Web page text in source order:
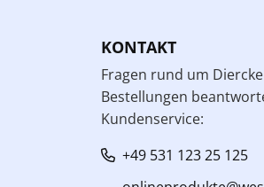
KONTAKT
Fragen rund um
Bestellungen
Kundenservice:
+49 531 123 25 125